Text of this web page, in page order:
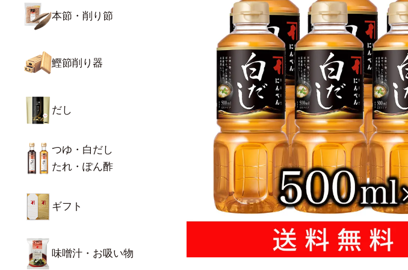
本節・削り節
鰹節削り器
だし
つゆ・白だし
たれ・ぽん酢
ギフト
味噌汁・お吸い物